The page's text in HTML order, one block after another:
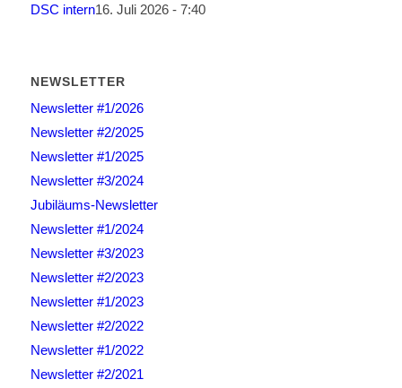
DSC intern16. Juli 2026 - 7:40
NEWSLETTER
Newsletter #1/2026
Newsletter #2/2025
Newsletter #1/2025
Newsletter #3/2024
Jubiläums-Newsletter
Newsletter #1/2024
Newsletter #3/2023
Newsletter #2/2023
Newsletter #1/2023
Newsletter #2/2022
Newsletter #1/2022
Newsletter #2/2021